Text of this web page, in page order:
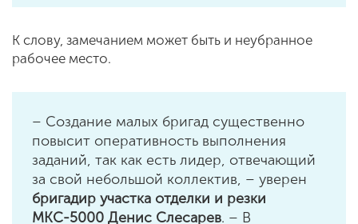
К слову, замечанием может быть и неубранное
рабочее место.
– Создание малых бригад существенно
повысит оперативность выполнения
заданий, так как есть лидер, отвечающий
за свой небольшой коллектив, – уверен
бригадир участка отделки и резки
МКС-5000 Денис Слесарев. – В